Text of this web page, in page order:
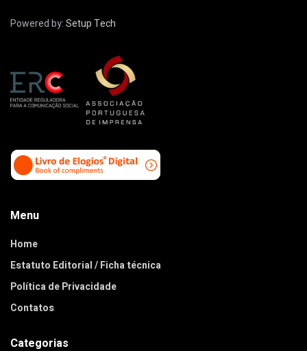
Powered by:Setup Tech
Menu
Home
Estatuto Editorial / Ficha técnica
Política de Privacidade
Contatos
Categorias